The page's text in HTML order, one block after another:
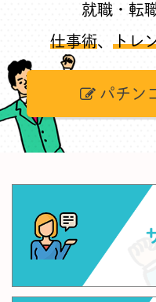
就職・転
仕事術、 トレ
パチン